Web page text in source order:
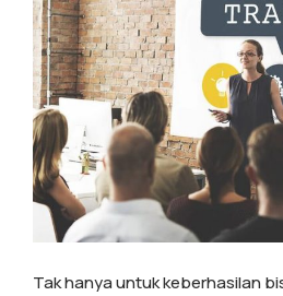
Tak hanya untuk keberhasilan